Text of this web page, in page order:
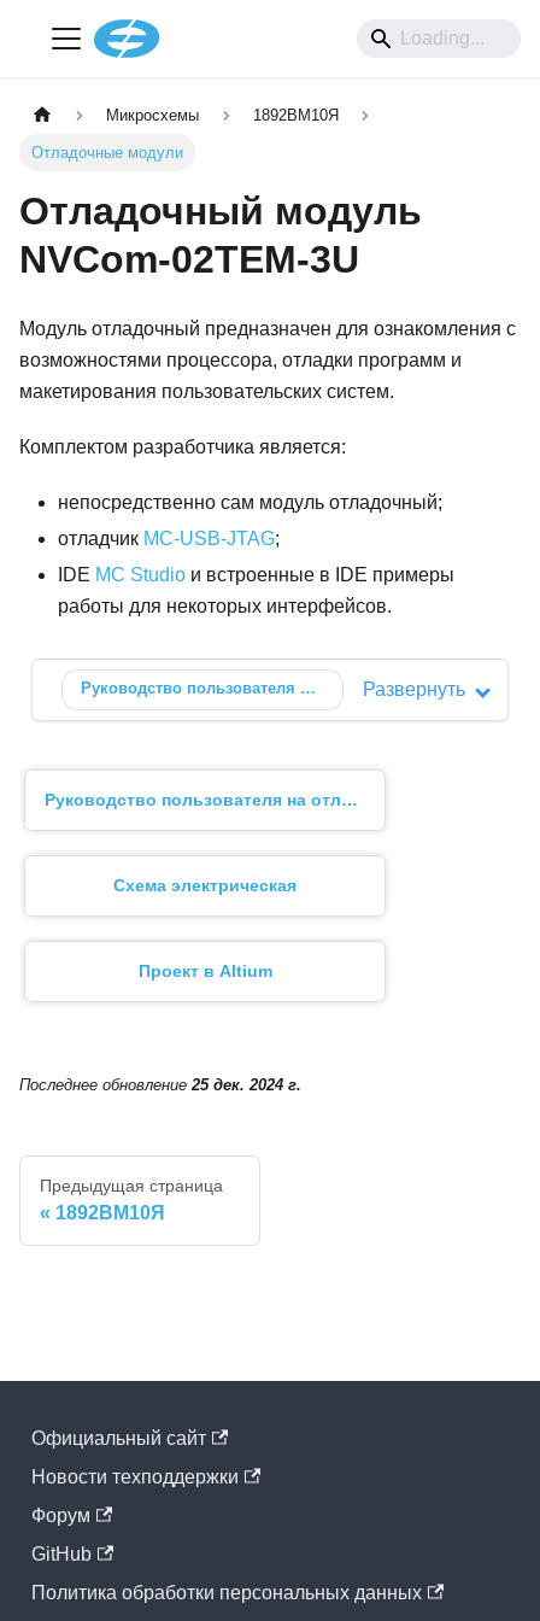
Микросхемы 1892ВМ10Я
Отладочные модули
Отладочный модуль
NVCom-02TEM-3U
Модуль отладочный предназначен для ознакомления с
возможностями процессора, отладки программ и
макетирования пользовательских систем.
Комплектом разработчика является:
непосредственно сам модуль отладочный;
отладчик MC-USB-JTAG;
IDE MC Studio и встроенные в IDE примеры
работы для некоторых интерфейсов.
Руководство пользователя
NVCom-02TEM-3U🗗
Развернуть
Руководство пользователя на отладочный модуль
Схема электрическая
Проект в Altium
Последнее обновление 25 дек. 2024 г.
Предыдущая страница
1892ВМ10Я
Официальный cайт
Новости техподдержки
Форум
GitHub
Политика обработки персональных данных